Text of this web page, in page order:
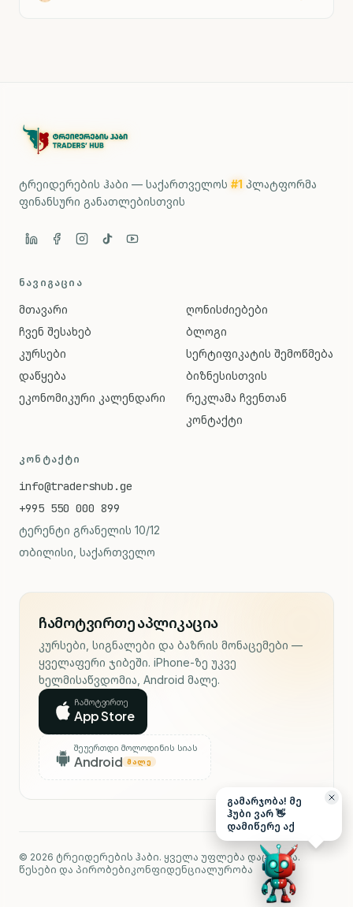
ტრეიდერების ჰაბი — საქართველოს #1 პლატფორმა
ფინანსური განათლებისთვის
ᲜᲐᲕᲘᲒᲐᲪᲘᲐ
მთავარი
ჩვენ შესახებ
კურსები
დაწყება
ეკონომიკური კალენდარი
ღონისძიებები
ბლოგი
სერტიფიკატის შემოწმება
ბიზნესისთვის
რეკლამა ჩვენთან
კონტაქტი
ᲙᲝᲜᲢᲐᲥᲢᲘ
info@tradershub.ge
+995 550 000 899
ტერენტი გრანელის 10/12
თბილისი, საქართველო
ჩამოტვირთე აპლიკაცია
კურსები, სიგნალები და ბაზრის მონაცემები —
ყველაფერი ჯიბეში. iPhone-ზე უკვე
ხელმისაწვდომია, Android მალე.
ჩამოტვირთე
App Store
შეუერთდი მოლოდინის სიას
Android ᲛᲐᲚᲔ
© 2026 ტრეიდერების ჰაბი. ყველა უფლება დაცულია.
წესები და პირობები კონფიდენციალურობა
გამარჯობა! მე
ჰუბი ვარ 👋
დამიწერე აქ